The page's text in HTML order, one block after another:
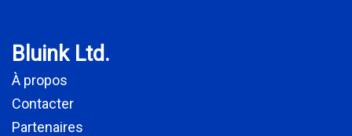
Bluink Ltd.
À propos
Contacter
Partenaires